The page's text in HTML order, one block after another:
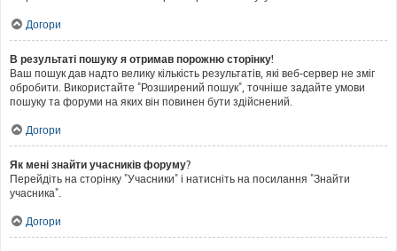
Догори
В результаті пошуку я отримав порожню сторінку!
Ваш пошук дав надто велику кількість результатів, які веб-сервер не зміг
обробити. Використайте "Розширений пошук", точніше задайте умови
пошуку та форуми на яких він повинен бути здійснений.
Догори
Як мені знайти учасників форуму?
Перейдіть на сторінку "Учасники" і натисніть на посилання "Знайти
учасника".
Догори